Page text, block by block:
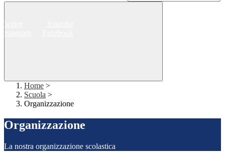
Twitter
Instagram
Home >
Scuola >
Organizzazione
Organizzazione
La nostra organizzazione scolastica